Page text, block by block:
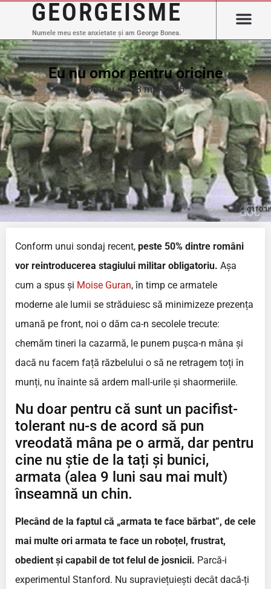
GEORGEISME
Numele meu este anxietate și am George Bonea.
Eu nu omor pentru oricine
De rău 13 mai 2015
Conform unui sondaj recent, peste 50% dintre români
vor reintroducerea stagiului militar obligatoriu. Așa
cum a spus și Moise Guran, în timp ce armatele
moderne ale lumii se străduiesc să minimizeze prezența
umană pe front, noi o dăm ca-n secolele trecute:
chemăm tineri la cazarmă, le punem pușca-n mâna și
dacă nu facem față răzbelului o să ne retragem toți în
munți, nu înainte să ardem mall-urile și shaormeriile.
Nu doar pentru că sunt un pacifist-
tolerant nu-s de acord să pun
vreodată mâna pe o armă, dar pentru
cine nu știe de la tați și bunici,
armata (alea 9 luni sau mai mult)
înseamnă un chin.
Plecând de la faptul că „armata te face bărbat”, de cele
mai multe ori armata te face un roboțel, frustrat,
obedient și capabil de tot felul de josnicii. Parcă-i
experimentul Stanford. Nu supraviețuiești decât dacă-ți